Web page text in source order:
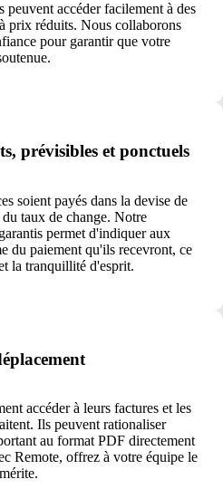
peuvent accéder facilement à des
prix réduits. Nous collaborons
pour garantir que votre
prévisibles et ponctuels
soient payés dans la devise de
taux de change. Notre
permet d'indiquer aux
du paiement qu'ils recevront, ce
la tranquillité d'esprit.
accéder à leurs factures et les
Ils peuvent rationaliser
au format PDF directement
Remote, offrez à votre équipe le